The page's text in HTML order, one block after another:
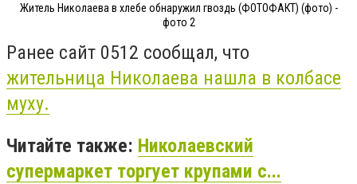
Житель Николаева в хлебе обнаружил гвоздь (ФОТОФАКТ) (фото) -
фото 2
Ранее сайт 0512 сообщал, что
жительница Николаева нашла в колбасе
муху.
Читайте также: Николаевский
супермаркет торгует крупами с...